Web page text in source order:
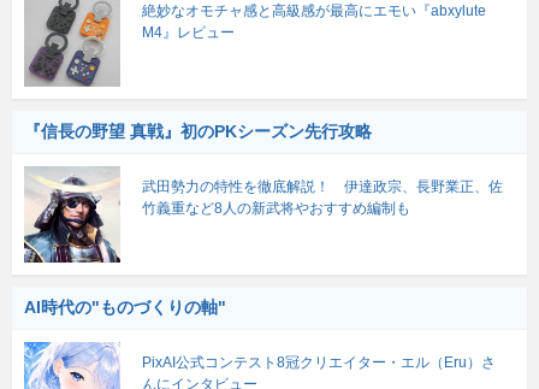
絶妙なオモチャ感と高級感が最高にエモい『abxylute
M4』レビュー
『信長の野望 真戦』初のPKシーズン先行攻略
武田勢力の特性を徹底解説！ 伊達政宗、長野業正、佐
竹義重など8人の新武将やおすすめ編制も
AI時代の"ものづくりの軸"
PixAI公式コンテスト8冠クリエイター・エル（Eru）さ
んにインタビュー